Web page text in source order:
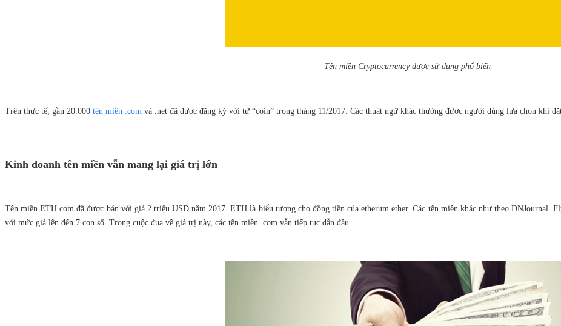
Tên miền Cryptocurrency được sử dụng phổ biến
Trên thực tế, gần 20.000 tên miền .com và .net đã được đăng ký với từ “coin” trong tháng 11/2017. Các thuật ngữ khác thường được người dùng lựa chọn khi
Kinh doanh tên miền vẫn mang lại giá trị lớn
Tên miền ETH.com đã được bán với giá 2 triệu USD năm 2017. ETH là biểu tượng cho đồng tiền của etherum ether. Các tên miền khác như theo DNJournal.
với mức giá lên đến 7 con số. Trong cuộc đua về giá trị này, các tên miền .com vẫn tiếp tục dẫn đầu.